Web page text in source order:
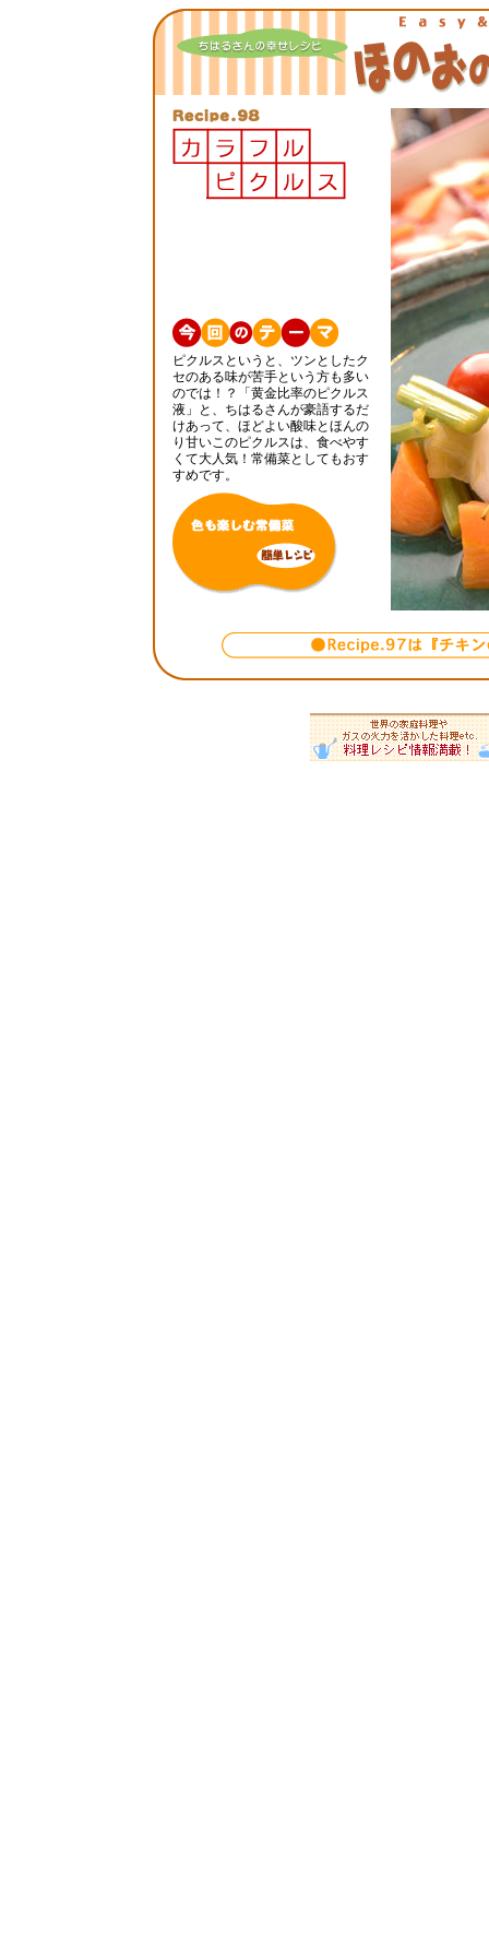
ピクルスというと、ツンとしたク
セのある味が苦手という方も多い
のでは！？「黄金比率のピクルス
液」と、ちはるさんが豪語するだ
けあって、ほどよい酸味とほんの
り甘いこのピクルスは、食べやす
くて大人気！常備菜としてもおす
すめです。